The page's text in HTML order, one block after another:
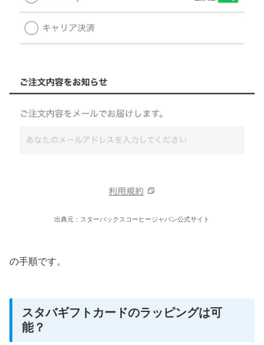
出典元：スターバックスコーヒージャパン公式サイト
の手順です。
スタバギフトカードのラッピングは可
能？